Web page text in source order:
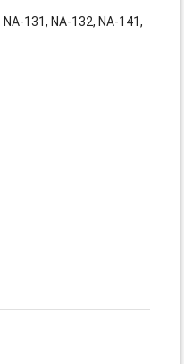
NA-131, NA-132, NA-141,